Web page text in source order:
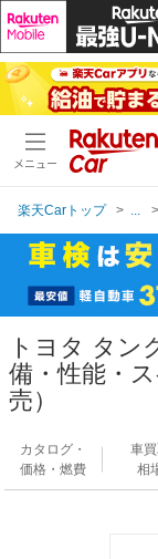
メニュー
楽天Carトップ
トヨタ タン
備・性能・
売）
カタログ・
価格・燃費
車
相